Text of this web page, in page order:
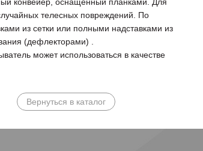
телесных повреждений. По
из сетки или полными надставками из
(дефлекторами) .
может использоваться в качестве
Вернуться в каталог